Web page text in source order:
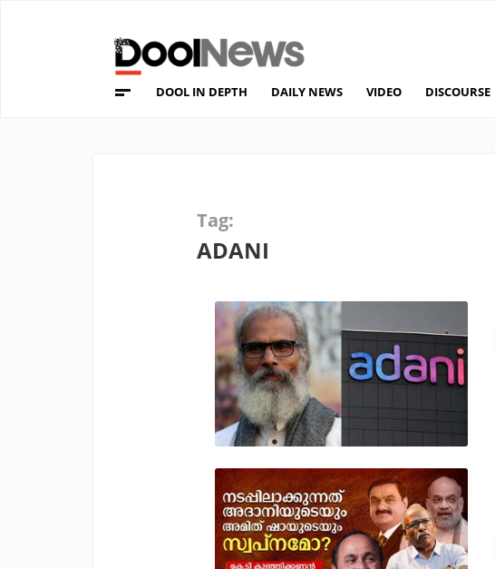
DOOL IN DEPTH DAILY NEWS VIDEO DISCOURSE
Tag:
ADANI